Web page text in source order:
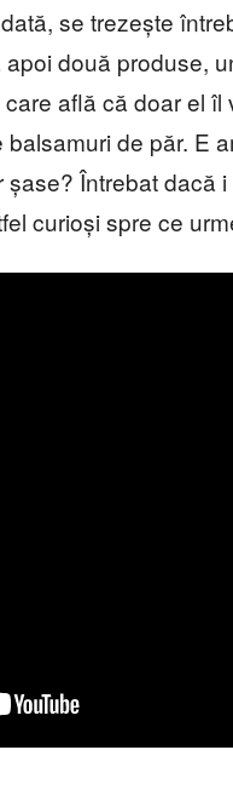
se trezește
două produse,
află că doar el
de păr. E
Întrebat dacă
curioși spre ce